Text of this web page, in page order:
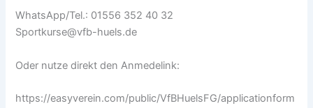
WhatsApp/Tel.: 01556 352 40 32
Sportkurse@vfb-huels.de
Oder nutze direkt den Anmedelink:
https://easyverein.com/public/VfBHuelsFG/applicationform